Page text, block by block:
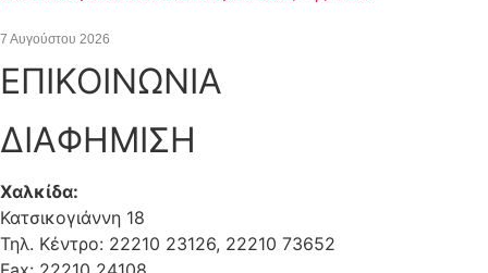
7 Αυγούστου 2026
ΕΠΙΚΟΙΝΩΝΙΑ
ΔΙΑΦΗΜΙΣΗ
Χαλκίδα:
Κατσικογιάννη 18
Τηλ. Κέντρο: 22210 23126, 22210 73652